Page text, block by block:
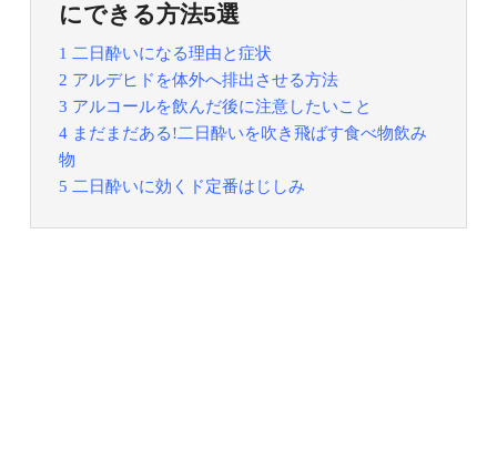
にできる方法5選
1 二日酔いになる理由と症状
2 アルデヒドを体外へ排出させる方法
3 アルコールを飲んだ後に注意したいこと
4 まだまだある!二日酔いを吹き飛ばす食べ物飲み
物
5 二日酔いに効くド定番はじしみ